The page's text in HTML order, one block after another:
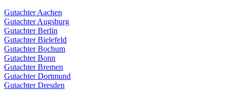
Gutachter Aachen
Gutachter Augsburg
Gutachter Berlin
Gutachter Bielefeld
Gutachter Bochum
Gutachter Bonn
Gutachter Bremen
Gutachter Dortmund
Gutachter Dresden